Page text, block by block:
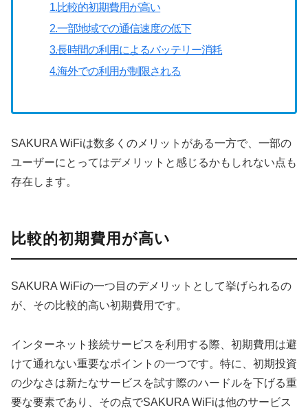
1.比較的初期費用が高い
2.一部地域での通信速度の低下
3.長時間の利用によるバッテリー消耗
4.海外での利用が制限される
SAKURA WiFiは数多くのメリットがある一方で、一部の
ユーザーにとってはデメリットと感じるかもしれない点も
存在します。
比較的初期費用が高い
SAKURA WiFiの一つ目のデメリットとして挙げられるの
が、その比較的高い初期費用です。
インターネット接続サービスを利用する際、初期費用は避
けて通れない重要なポイントの一つです。特に、初期投資
の少なさは新たなサービスを試す際のハードルを下げる重
要な要素であり、その点でSAKURA WiFiは他のサービス